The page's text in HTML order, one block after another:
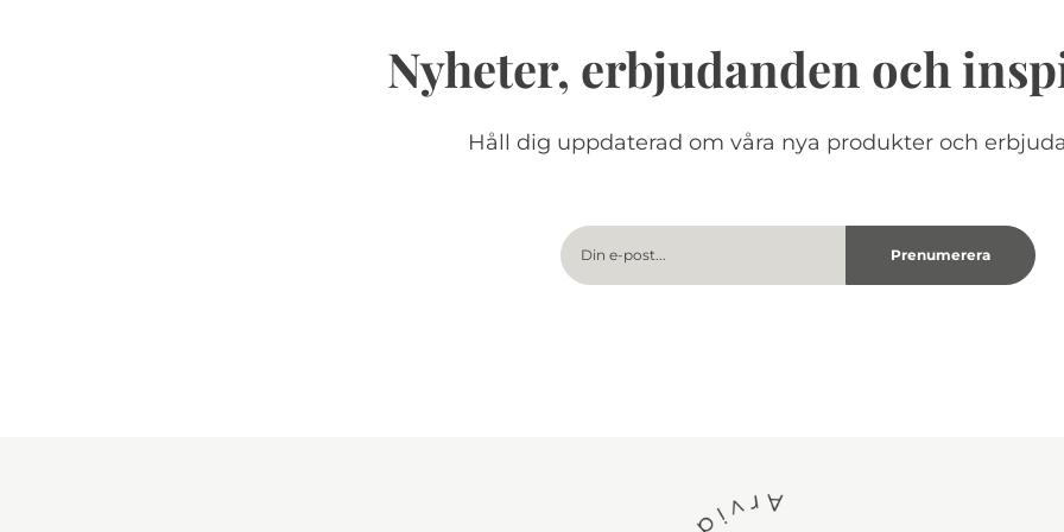
Nyheter, erbjudanden och
Håll dig uppdaterad om våra nya produkter och